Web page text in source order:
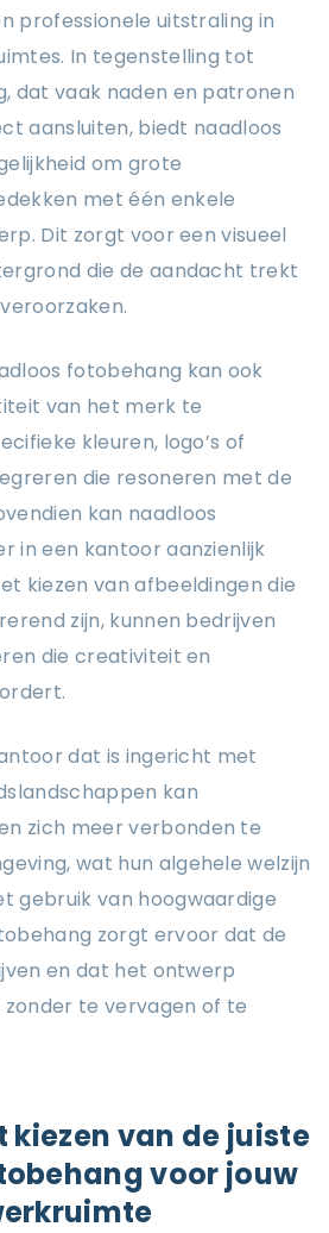
professionele uitstraling in
In tegenstelling tot
dat vaak naden en patronen
aansluiten, biedt naadloos
om grote
met één enkele
Dit zorgt voor een visueel
die de aandacht trekt
fotobehang kan ook
van het merk te
kleuren, logo’s of
die resoneren met de
kan naadloos
in een kantoor aanzienlijk
kiezen van afbeeldingen die
zijn, kunnen bedrijven
die creativiteit en
dat is ingericht met
kan
zich meer verbonden te
wat hun algehele welzijn
gebruik van hoogwaardige
zorgt ervoor dat de
en dat het ontwerp
te vervagen of te
kiezen van de juiste
voor jouw